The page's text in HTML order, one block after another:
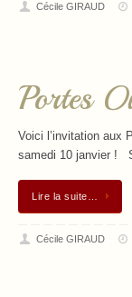
Cécile GIRAUD
Portes
Voici l’invitation aux
samedi 10 janvier !
Lire la suite…
Cécile GIRAUD